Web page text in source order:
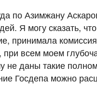
по Азимжану
Я могу сказать,
принимала
всем моем
не даны такие
Госдепа можно